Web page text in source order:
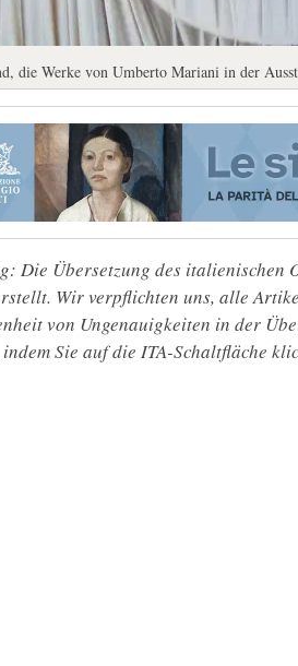
die Werke von Umberto Mariani in der
Die Übersetzung des
Wir verpflichten uns, alle
von Ungenauigkeiten in der
Sie auf die ITA-Schaltfläche